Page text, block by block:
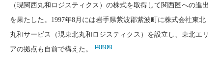
（現関西丸和ロジスティクス）の株式を取得して関西圏への進出
を果たした。1997年8月には岩手県紫波郡紫波町に株式会社東北
丸和サービス（現東北丸和ロジスティクス）を設立し、東北エリ
アの拠点も自前で構えた。
[4][5][6]